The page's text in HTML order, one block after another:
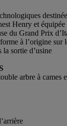
Henry et
du Grand Prix
à l’origine sur
sortie d’usine
arbre à cames